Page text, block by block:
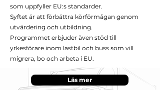
som uppfyller EU:s standarder.
Syftet är att förbättra körförmågan genom
utvärdering och utbildning.
Programmet erbjuder även stöd till
yrkesförare inom lastbil och buss som vill
migrera, bo och arbeta i EU.
Läs mer